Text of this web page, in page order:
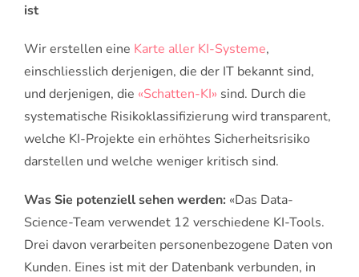
ist
Wir erstellen eine Karte aller KI-Systeme,
einschliesslich derjenigen, die der IT bekannt sind,
und derjenigen, die «Schatten-KI» sind. Durch die
systematische Risikoklassifizierung wird transparent,
welche KI-Projekte ein erhöhtes Sicherheitsrisiko
darstellen und welche weniger kritisch sind.
Was Sie potenziell sehen werden: «Das Data-
Science-Team verwendet 12 verschiedene KI-Tools.
Drei davon verarbeiten personenbezogene Daten von
Kunden. Eines ist mit der Datenbank verbunden, in